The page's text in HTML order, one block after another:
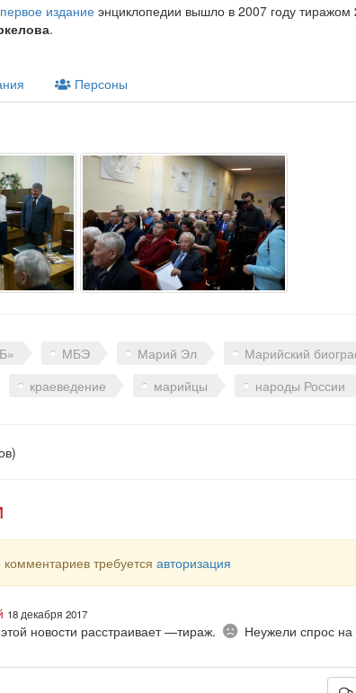
первое издание энциклопедии вышло в 2007 году тиражом
.
Персоны
МБЭ Марий Эл Марийский
краеведение марийцы народы России
требуется авторизация
18 декабря 2017
новости расстраивает —тираж. Печально
Неужели спрос на